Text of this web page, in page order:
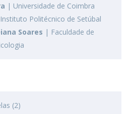
| Universidade de Coimbra
Politécnico de Setúbal
Soares | Faculdade de
(2)